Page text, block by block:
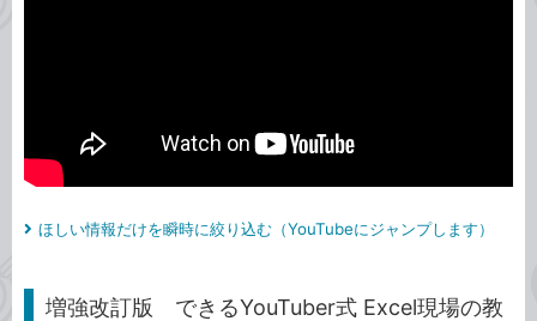
ほしい情報だけを瞬時に絞り込む（YouTubeにジャンプします）
増強改訂版 できるYouTuber式 Excel現場の教